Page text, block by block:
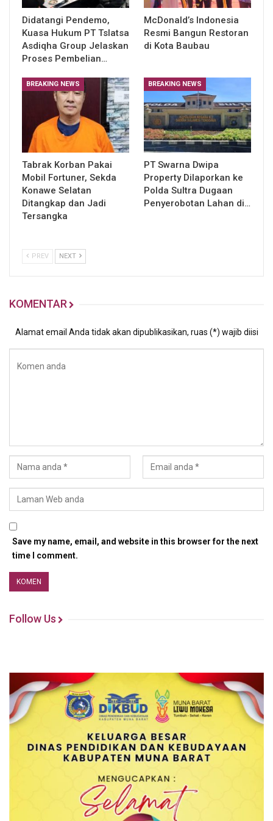
Didatangi Pendemo,
Kuasa Hukum PT Tslatsa
Asdiqha Group Jelaskan
Proses Pembelian…
McDonald’s Indonesia
Resmi Bangun Restoran
di Kota Baubau
BREAKING NEWS
Tabrak Korban Pakai
Mobil Fortuner, Sekda
Konawe Selatan
Ditangkap dan Jadi
Tersangka
BREAKING NEWS
PT Swarna Dwipa
Property Dilaporkan ke
Polda Sultra Dugaan
Penyerobotan Lahan di…
PREV NEXT
KOMENTAR
Alamat email Anda tidak akan dipublikasikan, ruas (*) wajib diisi
Save my name, email, and website in this browser for the next
time I comment.
Follow Us